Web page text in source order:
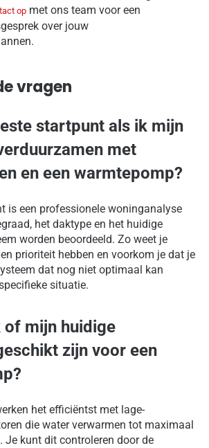
op met ons team voor een
over jouw
vragen
startpunt als ik mijn
met
en een warmtepomp?
is een professionele woninganalyse
het daktype en het huidige
worden beoordeeld. Zo weet je
prioriteit hebben en voorkom je dat je
dat nog niet optimaal kan
situatie.
of mijn huidige
zijn voor een
het efficiëntst met lage-
die water verwarmen tot maximaal
Je kunt dit controleren door de